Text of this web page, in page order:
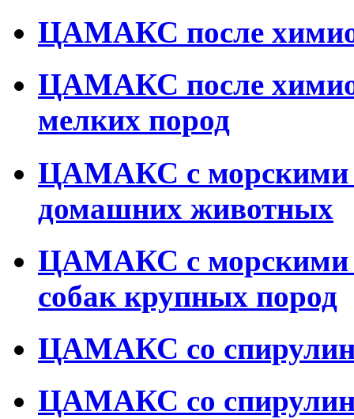
ЦАМАКС после
ЦАМАКС после
мелких пород
ЦАМАКС с морскими
домашних животных
ЦАМАКС с морскими
собак крупных пород
ЦАМАКС со
ЦАМАКС со